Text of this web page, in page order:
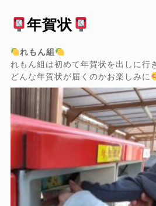
年賀状
れもん組
れもん組は初めて年賀状を出しに行
どんな年賀状が届くのかお楽しみに